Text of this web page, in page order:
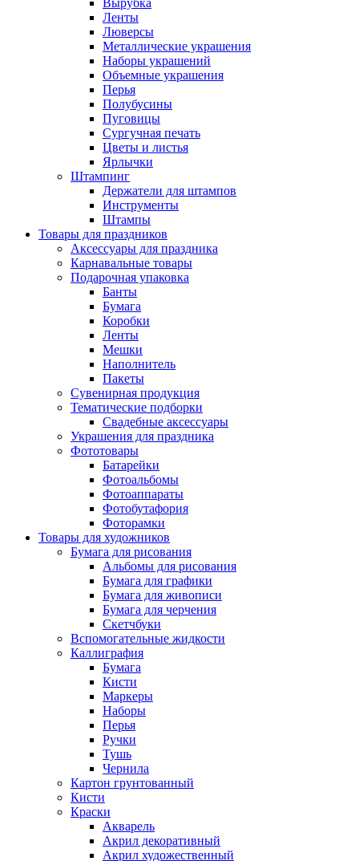
Вырубка
Ленты
Люверсы
Металлические украшения
Наборы украшений
Объемные украшения
Перья
Полубусины
Пуговицы
Сургучная печать
Цветы и листья
Ярлычки
Штампинг
Держатели для штампов
Инструменты
Штампы
Товары для праздников
Аксессуары для праздника
Карнавальные товары
Подарочная упаковка
Банты
Бумага
Коробки
Ленты
Мешки
Наполнитель
Пакеты
Сувенирная продукция
Тематические подборки
Свадебные аксессуары
Украшения для праздника
Фототовары
Батарейки
Фотоальбомы
Фотоаппараты
Фотобутафория
Фоторамки
Товары для художников
Бумага для рисования
Альбомы для рисования
Бумага для графики
Бумага для живописи
Бумага для черчения
Скетчбуки
Вспомогательные жидкости
Каллиграфия
Бумага
Кисти
Маркеры
Наборы
Перья
Ручки
Тушь
Чернила
Картон грунтованный
Кисти
Краски
Акварель
Акрил декоративный
Акрил художественный